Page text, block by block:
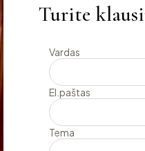
Turite
Vardas
El.paštas
Tema